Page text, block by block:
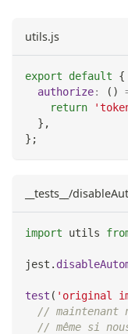
utils.js
export default
{
authorize: ( )
return
} ,
} ;
__tests__/
import utils
jest .
test ( 'original
// maintenant
// même si